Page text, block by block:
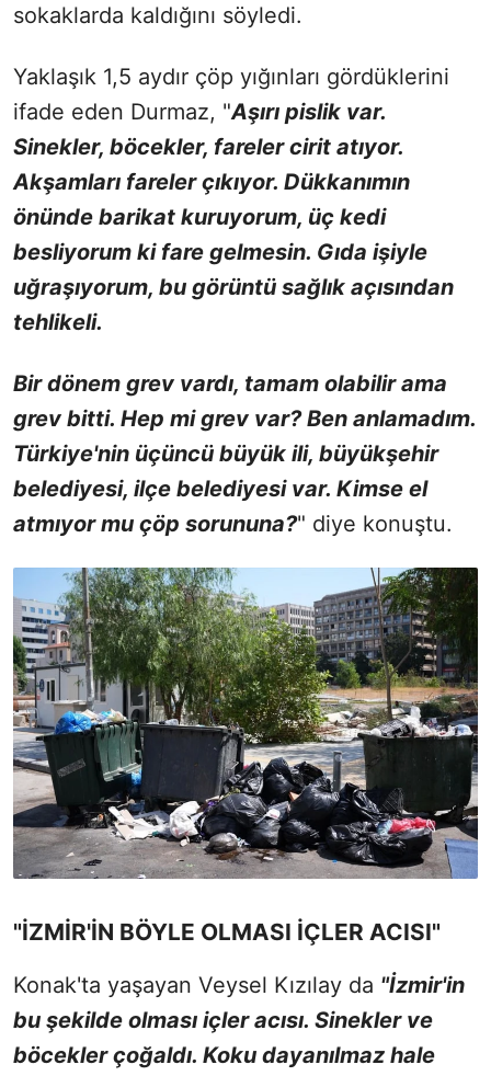
sokaklarda kaldığını söyledi.
Yaklaşık 1,5 aydır çöp yığınları gördüklerini
ifade eden Durmaz, "Aşırı pislik var.
Sinekler, böcekler, fareler cirit atıyor.
Akşamları fareler çıkıyor. Dükkanımın
önünde barikat kuruyorum, üç kedi
besliyorum ki fare gelmesin. Gıda işiyle
uğraşıyorum, bu görüntü sağlık açısından
tehlikeli.
Bir dönem grev vardı, tamam olabilir ama
grev bitti. Hep mi grev var? Ben anlamadım.
Türkiye'nin üçüncü büyük ili, büyükşehir
belediyesi, ilçe belediyesi var. Kimse el
atmıyor mu çöp sorununa?" diye konuştu.
"İZMİR'İN BÖYLE OLMASI İÇLER ACISI"
Konak'ta yaşayan Veysel Kızılay da "İzmir'in
bu şekilde olması içler acısı. Sinekler ve
böcekler çoğaldı. Koku dayanılmaz hale